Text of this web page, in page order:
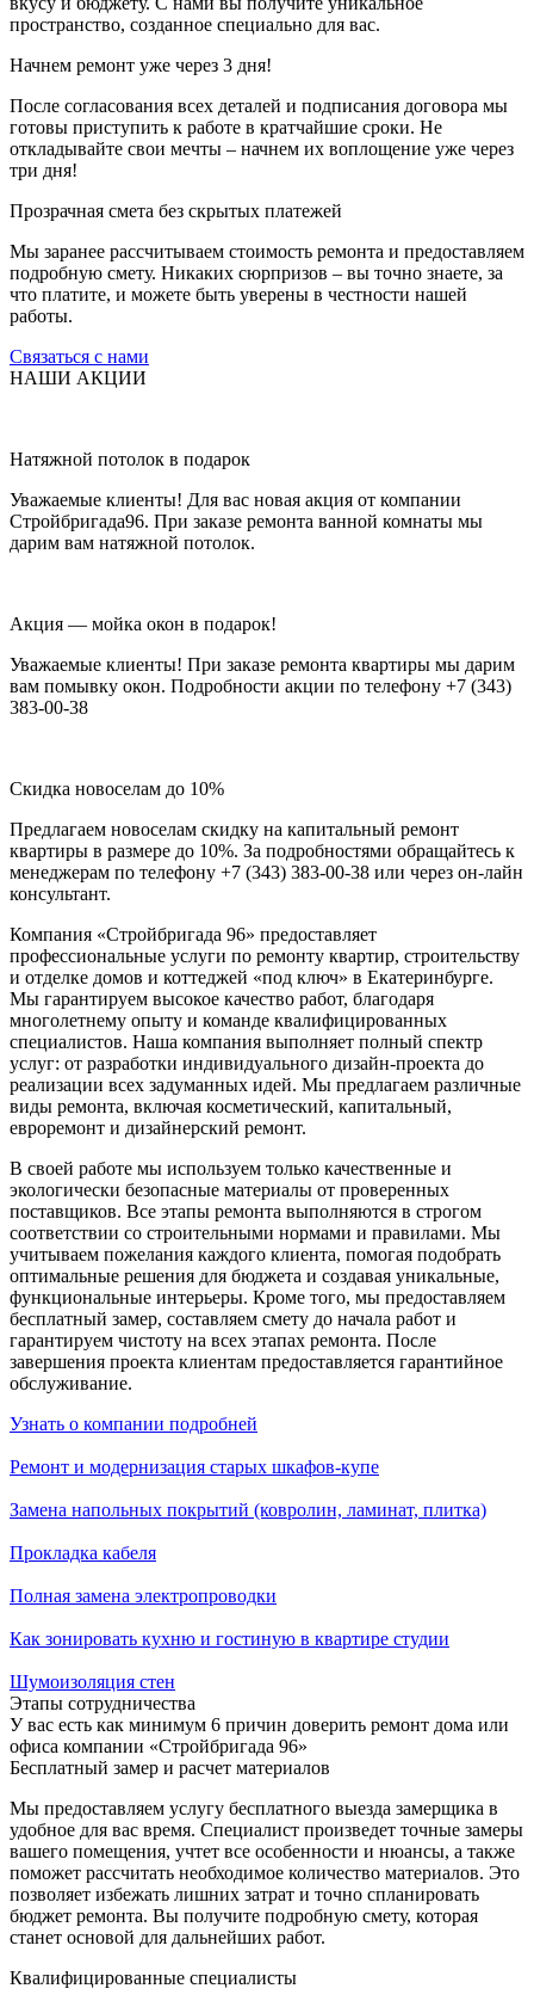
пространство, созданное специально для вас.
Начнем ремонт уже через 3 дня!
После согласования всех деталей и подписания договора мы
готовы приступить к работе в кратчайшие сроки. Не
откладывайте свои мечты – начнем их воплощение уже через
три дня!
Прозрачная смета без скрытых платежей
Мы заранее рассчитываем стоимость ремонта и предоставляем
подробную смету. Никаких сюрпризов – вы точно знаете, за
что платите, и можете быть уверены в честности нашей
работы.
Связаться с нами
НАШИ АКЦИИ
Натяжной потолок в подарок
Уважаемые клиенты! Для вас новая акция от компании
Стройбригада96. При заказе ремонта ванной комнаты мы
дарим вам натяжной потолок.
Акция — мойка окон в подарок!
Уважаемые клиенты! При заказе ремонта квартиры мы дарим
вам помывку окон. Подробности акции по телефону +7 (343)
383-00-38
Скидка новоселам до 10%
Предлагаем новоселам скидку на капитальный ремонт
квартиры в размере до 10%. За подробностями обращайтесь к
менеджерам по телефону +7 (343) 383-00-38 или через он-лайн
консультант.
Компания «Стройбригада 96» предоставляет
профессиональные услуги по ремонту квартир, строительству
и отделке домов и коттеджей «под ключ» в Екатеринбурге.
Мы гарантируем высокое качество работ, благодаря
многолетнему опыту и команде квалифицированных
специалистов. Наша компания выполняет полный спектр
услуг: от разработки индивидуального дизайн-проекта до
реализации всех задуманных идей. Мы предлагаем различные
виды ремонта, включая косметический, капитальный,
евроремонт и дизайнерский ремонт.
В своей работе мы используем только качественные и
экологически безопасные материалы от проверенных
поставщиков. Все этапы ремонта выполняются в строгом
соответствии со строительными нормами и правилами. Мы
учитываем пожелания каждого клиента, помогая подобрать
оптимальные решения для бюджета и создавая уникальные,
функциональные интерьеры. Кроме того, мы предоставляем
бесплатный замер, составляем смету до начала работ и
гарантируем чистоту на всех этапах ремонта. После
завершения проекта клиентам предоставляется гарантийное
обслуживание.
Узнать о компании подробней
Ремонт и модернизация старых шкафов-купе
Замена напольных покрытий (ковролин, ламинат, плитка)
Прокладка кабеля
Полная замена электропроводки
Как зонировать кухню и гостиную в квартире студии
Шумоизоляция стен
Этапы сотрудничества
У вас есть как минимум 6 причин доверить ремонт дома или
офиса компании «Стройбригада 96»
Бесплатный замер и расчет материалов
Мы предоставляем услугу бесплатного выезда замерщика в
удобное для вас время. Специалист произведет точные замеры
вашего помещения, учтет все особенности и нюансы, а также
поможет рассчитать необходимое количество материалов. Это
позволяет избежать лишних затрат и точно спланировать
бюджет ремонта. Вы получите подробную смету, которая
станет основой для дальнейших работ.
Квалифицированные специалисты